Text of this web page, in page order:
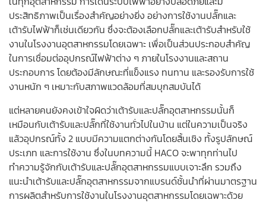
ประสิทธิภาพเป็นเรื่องสำคัญอย่างยิ่ง อย่างการใช้งานปลั๊กและ
เต้ารับไฟฟ้าก็เช่นเดียวกัน ซึ่งจะต้องเลือกปลั๊กและเต้ารับสำหรับใช้
งานในโรงงานอุตสาหกรรมโดยเฉพาะ เพื่อเป็นส่วนประกอบสำคัญ
ในการเชื่อมต่ออุปกรณ์ไฟฟ้าต่าง ๆ ภายในโรงงานและสถาน
ประกอบการ โดยต้องมีลักษณะที่แข็งแรง ทนทาน และรองรับการใช้
งานหนัก ๆ เหมาะกับสภาพแวดล้อมที่สมบุกสมบันได้
แต่หลายคนยังคงเข้าใจผิดว่าเต้ารับและปลั๊กอุตสาหกรรมนั้นก็
เหมือนกับเต้ารับและปลั๊กที่ใช้งานทั่วไปในบ้าน แต่ในความเป็นจริง
แล้วอุปกรณ์ทั้ง 2 แบบมีความแตกต่างกันโดยสิ้นเชิง ทั้งรูปลักษณ์
ประเภท และการใช้งาน ซึ่งในบทความนี้ HACO จะพาทุกท่านไป
ทำความรู้จักกับเต้ารับและปลั๊กอุตสาหกรรมแบบเจาะลึก รวมถึง
แนะนำเต้ารับและปลั๊กอุตสาหกรรมจากแบรนด์ชั้นนำที่ผ่านมาตรฐาน
การผลิตสำหรับการใช้งานในโรงงานอุตสาหกรรมโดยเฉพาะด้วย